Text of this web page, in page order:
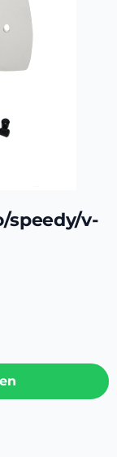
speedy/v-